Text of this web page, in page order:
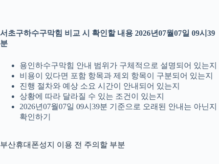
서초구하수구막힘 비교 시 확인할 내용 2026년07월07일 09시39
분
용인하수구막힘 안내 범위가 구체적으로 설명되어 있는지
비용이 있다면 포함 항목과 제외 항목이 구분되어 있는지
진행 절차와 예상 소요 시간이 안내되어 있는지
상황에 따라 달라질 수 있는 조건이 있는지
2026년07월07일 09시39분 기준으로 오래된 안내는 아닌지
확인하기
부산휴대폰성지 이용 전 주의할 부분